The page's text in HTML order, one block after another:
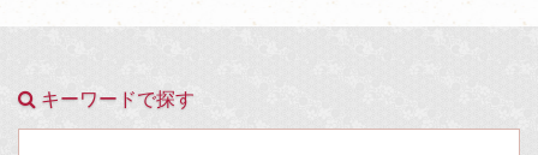
キーワードで探す